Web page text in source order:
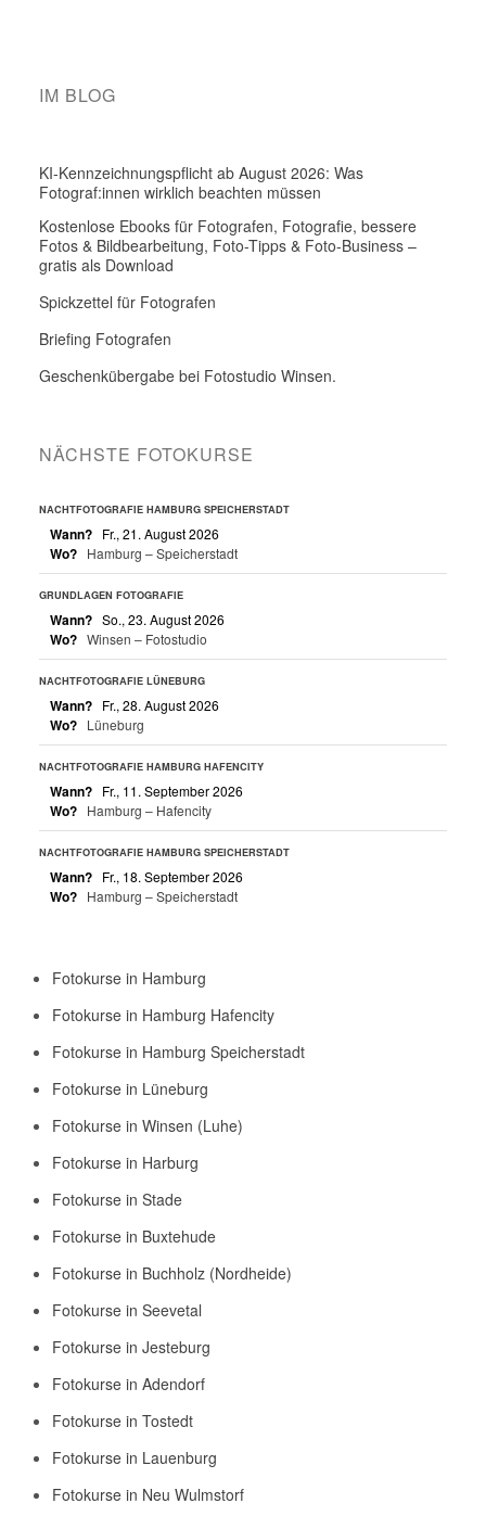
IM BLOG
KI-Kennzeichnungspflicht ab August 2026: Was
Fotograf:innen wirklich beachten müssen
Kostenlose Ebooks für Fotografen, Fotografie, bessere
Fotos & Bildbearbeitung, Foto-Tipps & Foto-Business –
gratis als Download
Spickzettel für Fotografen
Briefing Fotografen
Geschenkübergabe bei Fotostudio Winsen.
NÄCHSTE FOTOKURSE
NACHTFOTOGRAFIE HAMBURG SPEICHERSTADT
Wann? Fr., 21. August 2026
Wo? Hamburg – Speicherstadt
GRUNDLAGEN FOTOGRAFIE
Wann? So., 23. August 2026
Wo? Winsen – Fotostudio
NACHTFOTOGRAFIE LÜNEBURG
Wann? Fr., 28. August 2026
Wo? Lüneburg
NACHTFOTOGRAFIE HAMBURG HAFENCITY
Wann? Fr., 11. September 2026
Wo? Hamburg – Hafencity
NACHTFOTOGRAFIE HAMBURG SPEICHERSTADT
Wann? Fr., 18. September 2026
Wo? Hamburg – Speicherstadt
Fotokurse in Hamburg
Fotokurse in Hamburg Hafencity
Fotokurse in Hamburg Speicherstadt
Fotokurse in Lüneburg
Fotokurse in Winsen (Luhe)
Fotokurse in Harburg
Fotokurse in Stade
Fotokurse in Buxtehude
Fotokurse in Buchholz (Nordheide)
Fotokurse in Seevetal
Fotokurse in Jesteburg
Fotokurse in Adendorf
Fotokurse in Tostedt
Fotokurse in Lauenburg
Fotokurse in Neu Wulmstorf